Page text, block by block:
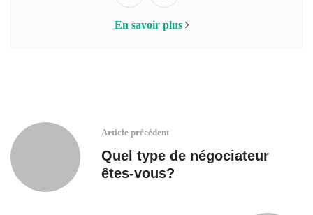
En savoir plus
Article précédent
Quel type de négociateur
êtes-vous?